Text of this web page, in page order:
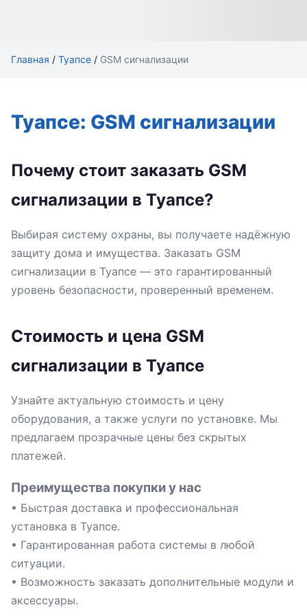
Главная / Туапсе / GSM сигнализации
Туапсе: GSM сигнализации
Почему стоит заказать GSM
сигнализации в Туапсе?
Выбирая систему охраны, вы получаете надёжную
защиту дома и имущества. Заказать GSM
сигнализации в Туапсе — это гарантированный
уровень безопасности, проверенный временем.
Стоимость и цена GSM
сигнализации в Туапсе
Узнайте актуальную стоимость и цену
оборудования, а также услуги по установке. Мы
предлагаем прозрачные цены без скрытых
платежей.
Преимущества покупки у нас
• Быстрая доставка и профессиональная
установка в Туапсе.
• Гарантированная работа системы в любой
ситуации.
• Возможность заказать дополнительные модули и
аксессуары.